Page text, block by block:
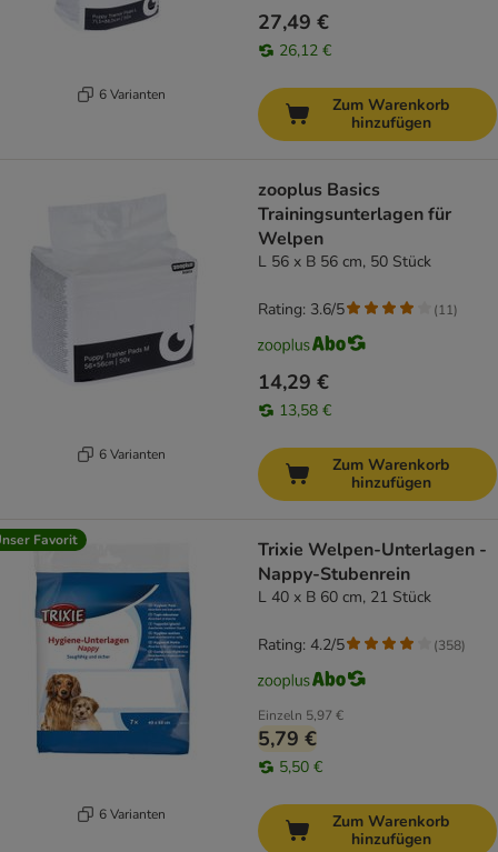
6 Varianten
27,49 €
26,12 €
Zum Warenkorb
hinzufügen
6 Varianten
zooplus Basics
Trainingsunterlagen für
Welpen
L 56 x B 56 cm, 50 Stück
14,29 €
13,58 €
Rating: 3.6/5 (11)
Zum Warenkorb
hinzufügen
Favorit
6 Varianten
Trixie Welpen-Unterlagen -
Nappy-Stubenrein
L 40 x B 60 cm, 21 Stück
Einzeln 5,97 €
5,79 €
5,50 €
Rating: 4.2/5 (358)
Zum Warenkorb
hinzufügen